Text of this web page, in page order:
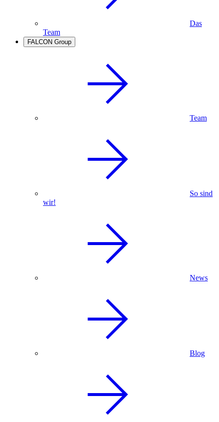
Das
Team
FALCON Group
Team
So sind
wir!
News
Blog